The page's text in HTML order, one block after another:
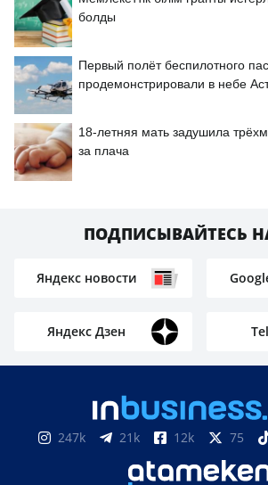
болды
Первый полёт беспилотного
продемонстрировали в небе
18-летняя мать задушила
за плача
ПОДПИСЫВАЙТЕСЬ
Яндекс новости
Яндекс Дзен
247k 21k 12k 75